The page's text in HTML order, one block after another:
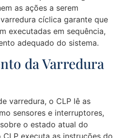
as ações a serem
cíclica garante que
executadas em sequência,
adequado do sistema.
da Varredura
varredura, o CLP lê as
sensores e interruptores,
o estado atual do